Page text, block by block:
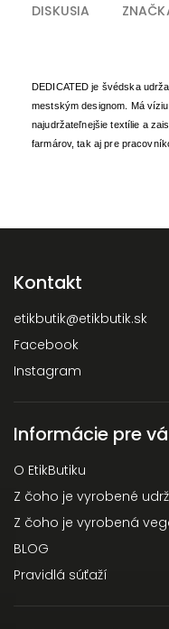
DISKUSIA
DEDICATED je švédska
mestským designom. Má
najudržateľnejšie textílie a
farmárov, tak aj pre
Kontakt
etikbutik@etikbutik.sk
Facebook
Instagram
Informácie pre
O EtikButiku
Z čoho je vyrobené
Z čoho je vyrobená
BLOG
Pravidlá súťaží